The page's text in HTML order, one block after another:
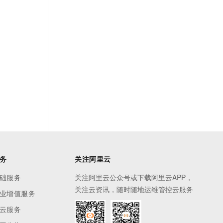
服务
增值服务
服务
关注阿里云
关注阿里云公众号或下载阿里云APP，
关注云资讯，随时随地运维管控云服务